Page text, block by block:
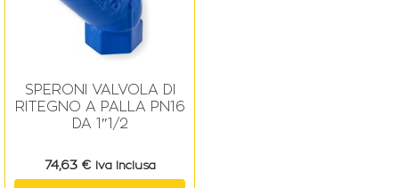
SPERONI VALVOLA DI
RITEGNO A PALLA PN16
DA 1″1/2
74,63 € Iva Inclusa